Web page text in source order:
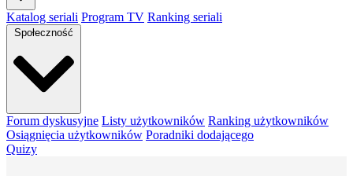
Katalog seriali Program TV Ranking seriali
Społeczność
Forum dyskusyjne Listy użytkowników Ranking użytkowników
Osiągnięcia użytkowników Poradniki dodającego
Quizy